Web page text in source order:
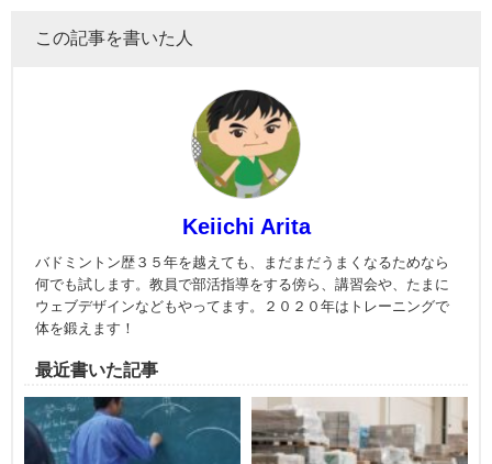
この記事を書いた人
Keiichi Arita
バドミントン歴３５年を越えても、まだまだうまくなるためなら
何でも試します。教員で部活指導をする傍ら、講習会や、たまに
ウェブデザインなどもやってます。２０２０年はトレーニングで
体を鍛えます！
最近書いた記事